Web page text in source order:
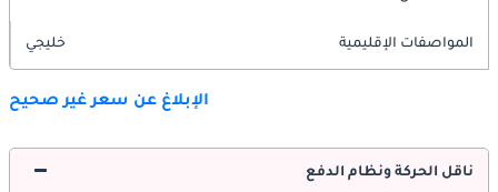
المواصفات الإقليمية خليجي
الإبلاغ عن سعر غير صحيح
ناقل الحركة ونظام الدفع